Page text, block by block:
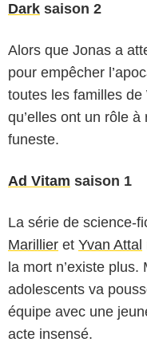
Dark saison 2
Alors que Jonas a
pour empêcher
toutes les familles
qu’elles ont un rôle
funeste.
Ad Vitam saison 1
La série de science-
Marillier et Yvan Attal
la mort n’existe
adolescents va
équipe avec une
acte insensé.